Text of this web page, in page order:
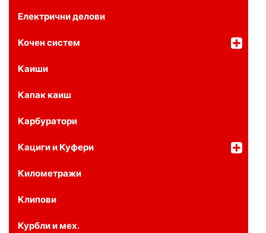
Електрични делови
Кочен систем
Каиши
Капак каиш
Карбуратори
Кациги и Куфери
Километражи
Клипови
Курбли и мех.